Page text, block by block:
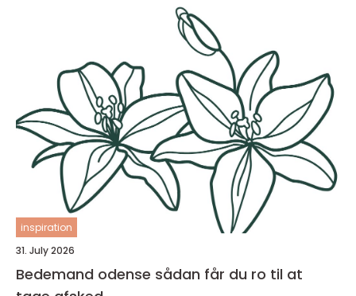
inspiration
31. July 2026
Bedemand odense sådan får du ro til at